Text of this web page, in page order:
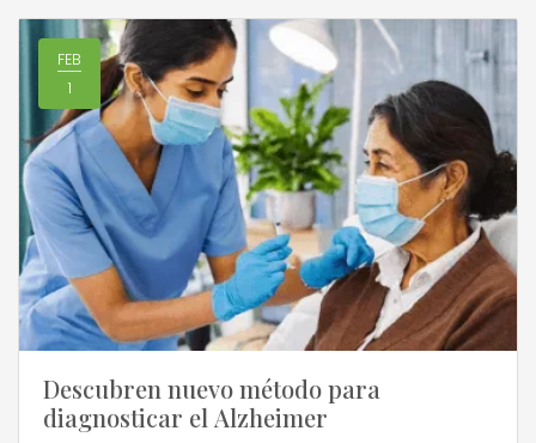
FEB
1
Descubren nuevo método para
diagnosticar el Alzheimer